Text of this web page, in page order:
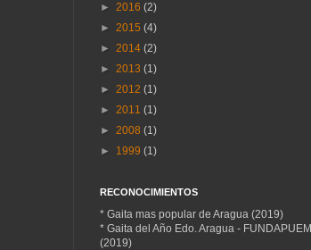
► 2016 (2)
► 2015 (4)
► 2014 (2)
► 2013 (1)
► 2012 (1)
► 2011 (1)
► 2008 (1)
► 1999 (1)
RECONOCIMIENTOS
* Gaita mas popular de Aragua (2019)
* Gaita del Año Edo. Aragua - FUNDAPUEM
(2019)